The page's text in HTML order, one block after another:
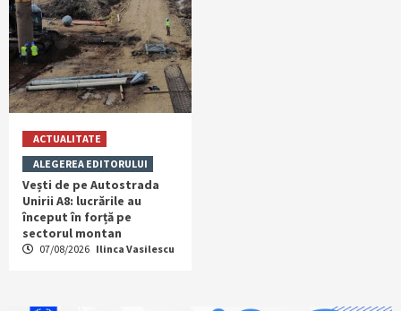
ACTUALITATE
ALEGEREA EDITORULUI
Vești de pe Autostrada
Unirii A8: lucrările au
început în forță pe
sectorul montan
07/08/2026 Ilinca Vasilescu